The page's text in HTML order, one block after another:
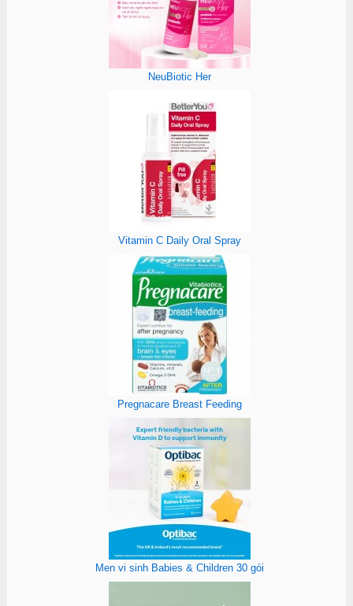
NeuBiotic Her
Vitamin C Daily Oral Spray
Pregnacare Breast Feeding
Men vi sinh Babies & Children 30 gói